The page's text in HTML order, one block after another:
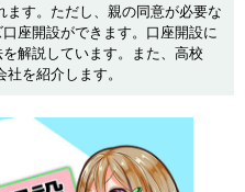
す。ただし、親の同意が必要な
座開設ができます。口座開設に
解説しています。また、高校
を紹介します。